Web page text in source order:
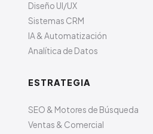
Diseño UI/UX
Sistemas CRM
IA & Automatización
Analítica de Datos
ESTRATEGIA
SEO & Motores de Búsqueda
Ventas & Comercial